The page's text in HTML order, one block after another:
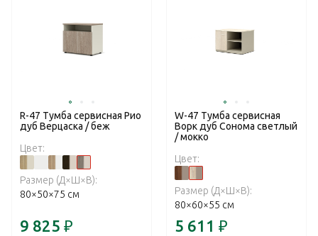
R-47 Тумба сервисная Рио
дуб Верцаска / беж
Цвет:
Размер (Д×Ш×В):
80×50×75 см
9 825 ₽
W-47 Тумба сервисная
Ворк дуб Сонома светлый
/ мокко
Цвет:
Размер (Д×Ш×В):
80×60×55 см
5 611 ₽